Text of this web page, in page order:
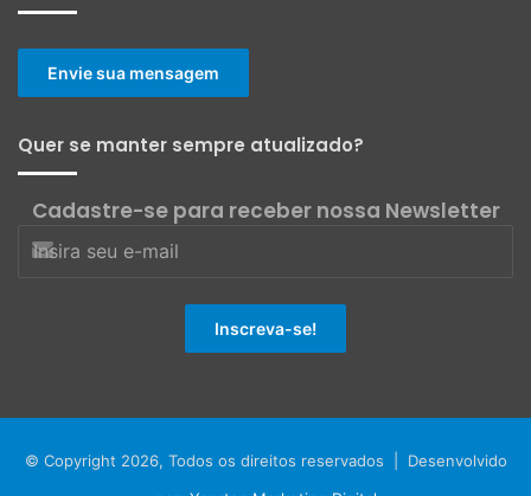
Envie sua mensagem
Quer se manter sempre atualizado?
Cadastre-se para receber nossa Newsletter
© Copyright 2026, Todos os direitos reservados | Desenvolvido